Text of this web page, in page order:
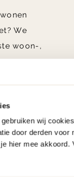
wij
door derden voor
hier mee akkoord.
We
woon-,
kleuren!
en